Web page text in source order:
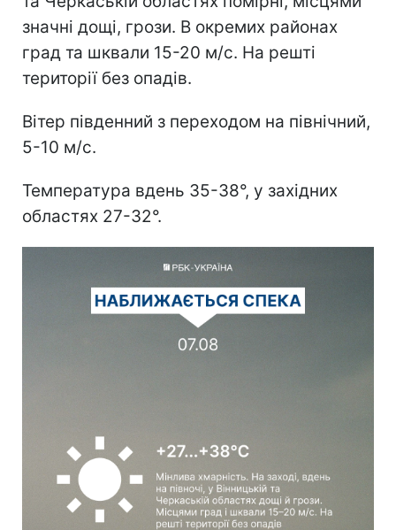
значні дощі, грози. В окремих районах
град та шквали 15-20 м/с. На решті
території без опадів.
Вітер південний з переходом на північний,
5-10 м/с.
Температура вдень 35-38°, у західних
областях 27-32°.